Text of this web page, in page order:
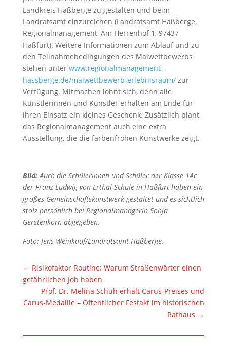
Landkreis Haßberge zu gestalten und beim
Landratsamt einzureichen (Landratsamt Haßberge,
Regionalmanagement, Am Herrenhof 1, 97437
Haßfurt). Weitere Informationen zum Ablauf und zu
den Teilnahmebedingungen des Malwettbewerbs
stehen unter www.regionalmanagement-
hassberge.de/malwettbewerb-erlebnisraum/zur
Verfügung. Mitmachen lohnt sich, denn alle
Künstlerinnen und Künstler erhalten am Ende für
ihren Einsatz ein kleines Geschenk. Zusätzlich plant
das Regionalmanagement auch eine extra
Ausstellung, die die farbenfrohen Kunstwerke zeigt.
Bild:Auch die Schülerinnen und Schüler der Klasse 1Ac
der Franz-Ludwig-von-Erthal-Schule in Haßfurt haben ein
großes Gemeinschaftskunstwerk gestaltet und es sichtlich
stolz persönlich bei Regionalmanagerin Sonja
Gerstenkorn abgegeben.
Foto: Jens Weinkauf/Landratsamt Haßberge.
← Risikofaktor Routine: Warum Straßenwärter einen
gefährlichen Job haben
Prof. Dr. Melina Schuh erhält Carus-Preises und
Carus-Medaille – Öffentlicher Festakt im historischen
Rathaus →